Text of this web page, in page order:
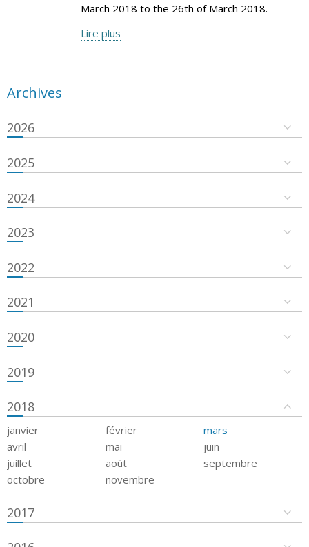
March 2018 to the 26th of March 2018.
Lire plus
Archives
2026
2025
2024
2023
2022
2021
2020
2019
2018
janvier février
mars
avril
mai
juin
juillet
août
septembre
octobre
novembre
2017